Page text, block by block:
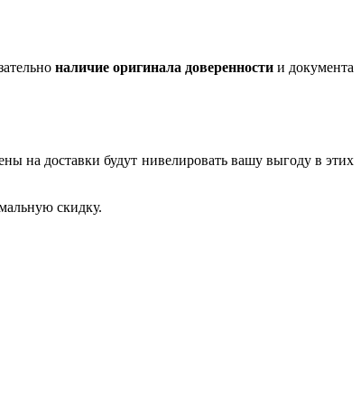
наличие оригинала доверенностии документа
на доставки будут нивелировать вашу выгоду в этих
скидку.